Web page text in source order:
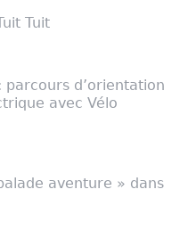
Tuit
d’orientation
avec Vélo
aventure » dans